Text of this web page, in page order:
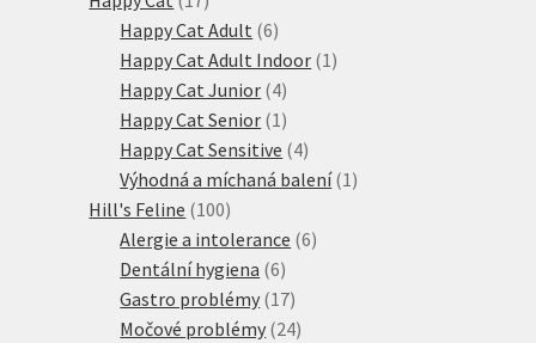
produktů
Happy Cat Adult 66
produktů
Happy Cat Adult Indoor 1 1
Happy Cat Junior 44
produkty
Happy Cat Senior 1 1
produkt
Happy Cat Sensitive 44
produkty
Výhodná a míchaná balení 1 1
Hill's Feline 100100
produktů
Alergie a intolerance 66
Dentální hygiena 66
produktů
Gastro problémy 1717
produktů
Močové problémy 2424